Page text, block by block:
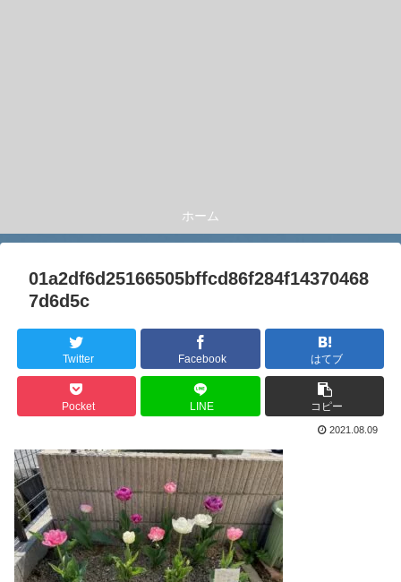
ホーム
01a2df6d25166505bffcd86f284f14370468
7d6d5c
Twitter Facebook はてブ
Pocket LINE コピー
2021.08.09